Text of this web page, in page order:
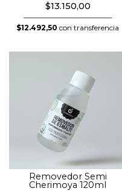
$13.150,00
$12.492,50 con transferencia
Removedor Semi
Cherimoya 120ml